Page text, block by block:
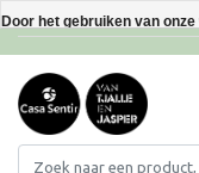
Door het gebruiken van